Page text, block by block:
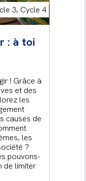
3, Cycle 4
: à toi
! Grâce à
et des
les
causes de
les
?
pouvons-
de limiter